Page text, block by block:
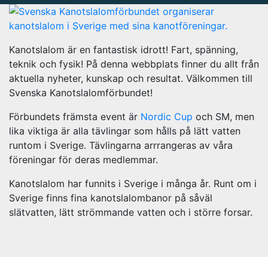
Kanotslalom är en fantastisk idrott! Fart, spänning,
teknik och fysik! På denna webbplats finner du allt från
aktuella nyheter, kunskap och resultat. Välkommen till
Svenska Kanotslalomförbundet!
Förbundets främsta event är Nordic Cup och SM, men
lika viktiga är alla tävlingar som hålls på lätt vatten
runtom i Sverige. Tävlingarna arrrangeras av våra
föreningar för deras medlemmar.
Kanotslalom har funnits i Sverige i många år. Runt om i
Sverige finns fina kanotslalombanor på såväl
slätvatten, lätt strömmande vatten och i större forsar.